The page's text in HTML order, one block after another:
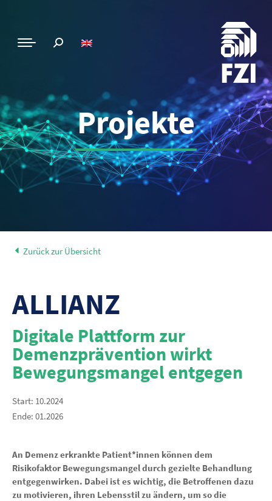
Projekte
Zurück zur Übersicht
ALLIANZ
Digitale Plattform zur
Demenzprävention wirkt
Bewegungsmangel entgegen
Start: 10.2024
Ende: 01.2026
An Demenz erkrankte Patient*innen können dem
Risikofaktor Bewegungsmangel durch gezielte Behandlung
entgegenwirken. Dabei ist es wichtig, die Betroffenen dazu
zu motivieren, ihren Lebensstil zu ändern, um so die